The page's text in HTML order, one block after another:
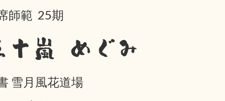
師範 25期
十嵐 めぐみ
雪月風花道場